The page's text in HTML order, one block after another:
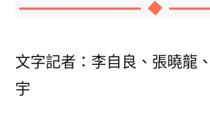
文字記者：李自良、張曉龍
宇